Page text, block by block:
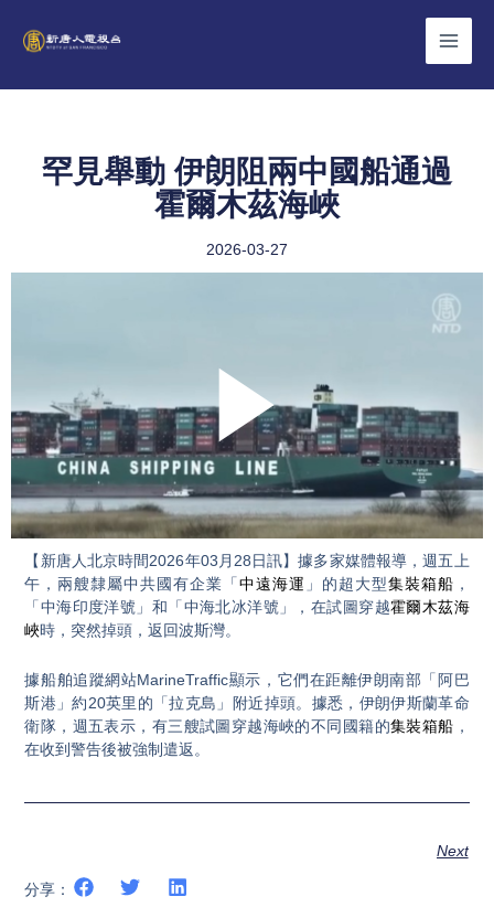
罕見舉動 伊朗阻兩中國船通過
霍爾木茲海峽
2026-03-27
Play
Video
【新唐人北京時間2026年03月28日訊】據多家媒體報導，週五上
午，兩艘隸屬中共國有企業「中遠海運 」的超大型集裝箱船 ，
「中海印度洋號」和「中海北冰洋號」，在試圖穿越霍爾木茲海
峽時，突然掉頭，返回波斯灣。
據船舶追蹤網站MarineTraffic顯示，它們在距離伊朗南部「阿巴
斯港」約20英里的「拉克島」附近掉頭。據悉，伊朗伊斯蘭革命
衛隊，週五表示，有三艘試圖穿越海峽的不同國籍的集裝箱船 ，
在收到警告後被強制遣返。
Next
分享：